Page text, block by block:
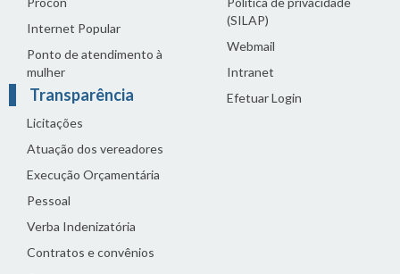
Internet Popular
Ponto de atendimento à
mulher
Transparência
Licitações
Atuação dos vereadores
Execução Orçamentária
Pessoal
Verba Indenizatória
Contratos e convênios
(SILAP)
Webmail
Intranet
Efetuar Login